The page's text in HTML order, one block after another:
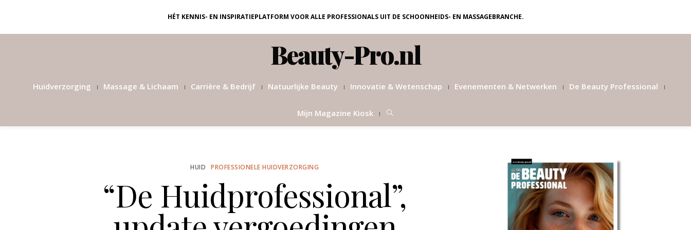
HÉT KENNIS- EN INSPIRATIEPLATFORM VOOR ALLE PROFESSIONALS UIT DE SCHOONHEIDS- EN MASSAGEBRANCHE.
Beauty-Pro.nl
Huidverzorging Massage & Lichaam Carrière & Bedrijf Natuurlijke Beauty Innovatie & Wetenschap Evenementen & Netwerken De Beauty Professional
Mijn Magazine Kiosk
HUID PROFESSIONELE HUIDVERZORGING
“De Huidprofessional”,